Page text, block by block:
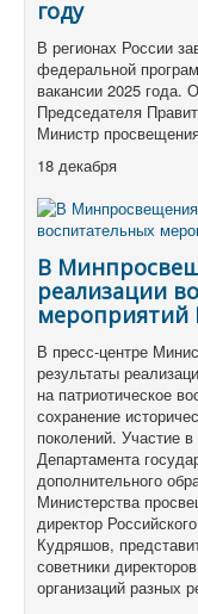
году
В регионах России
федеральной
вакансии 2025 года.
Председателя
Министр
18 декабря
В
реализации
мероприятий
В пресс-центре
результаты
на патриотическое
сохранение
поколений. Участие
Департамента
дополнительного
Министерства
директор
Кудряшов,
советники
организаций разных